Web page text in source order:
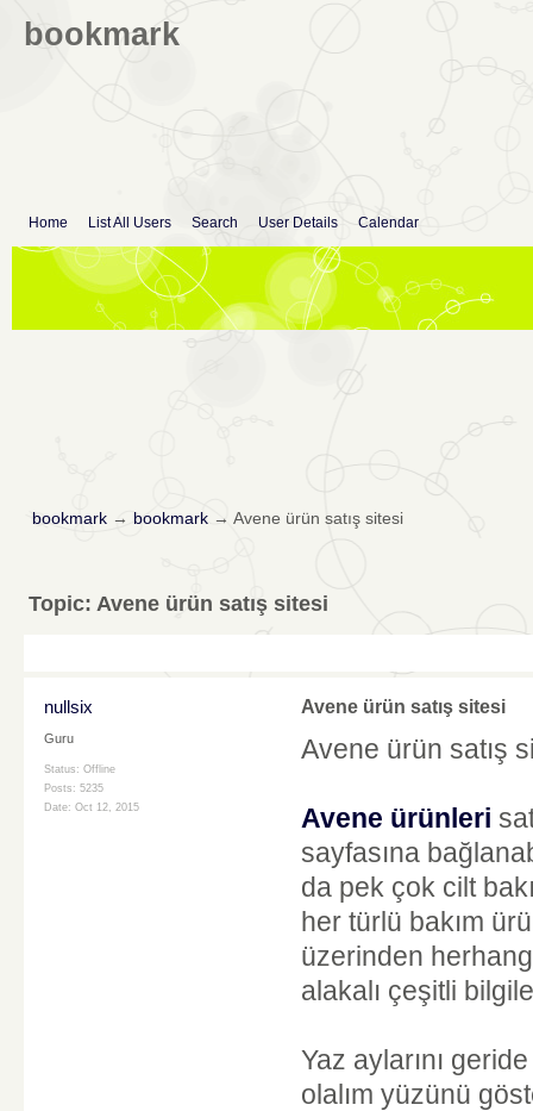
bookmark
Home List All Users Search User Details Calendar
bookmark→ bookmark→ Avene ürün satış sitesi
Topic: Avene ürün satış sitesi
nullsix
Guru
Status: Offline
Posts: 5235
Date: Oct 12, 2015
Avene ürün satış sitesi
Avene ürün satış
Avene ürünleri
sayfasına
da pek çok cilt
her türlü bakım
üzerinden
alakalı çeşitli
Yaz aylarını
olalım yüzünü